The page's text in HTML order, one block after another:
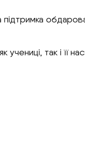
учениці, так і її